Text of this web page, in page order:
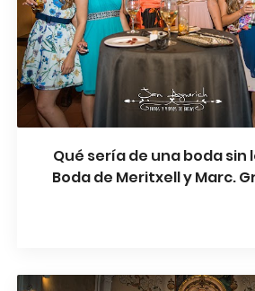
Qué sería de una boda sin
Boda de Meritxell y Marc.